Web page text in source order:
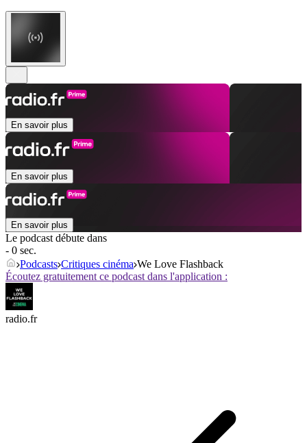
En savoir plus
En savoir plus
En savoir plus
Le podcast débute dans
- 0 sec.
Podcasts Critiques cinéma We Love Flashback
Écoutez gratuitement ce podcast dans l'application :
radio.fr